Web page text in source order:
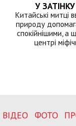
У ЗАТІНКУ
Китайські митці
природу
спокійнішими, а
центрі
ВІДЕО ФОТО